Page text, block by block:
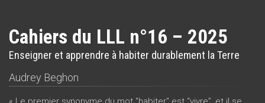
Cahiers du LLL n°16 – 2025
Enseigner et apprendre à habiter durablement la Terre
Audrey Beghon